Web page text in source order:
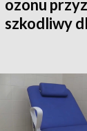
ozonu
szkodliwy